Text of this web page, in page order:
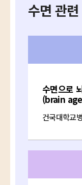
수면 관
수면으로
(brain
건국대학교